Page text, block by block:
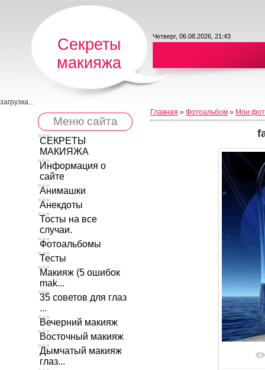
Секреты
макияжа
Четверг, 06.08.2026, 21:43
загрузка...
Меню сайта
СЕКРЕТЫ
МАКИЯЖА
Информация о
сайте
Анимашки
Анекдоты
Тосты на все
случаи.
Фотоальбомы
Тесты
Макияж (5 ошибок
mak...
35 советов для глаз
...
Вечерний макияж
Восточный макияж
Дымчатый макияж
глаз...
Главная » Фотоальбом » Мои